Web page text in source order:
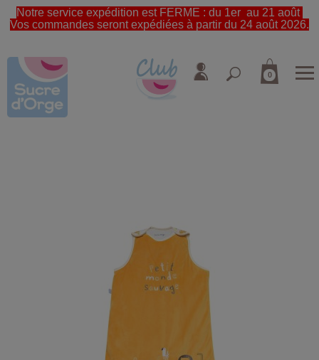
Notre service expédition est FERME : du 1er au 21 août
Vos commandes seront expédiées à partir du 24 août 2026.
0